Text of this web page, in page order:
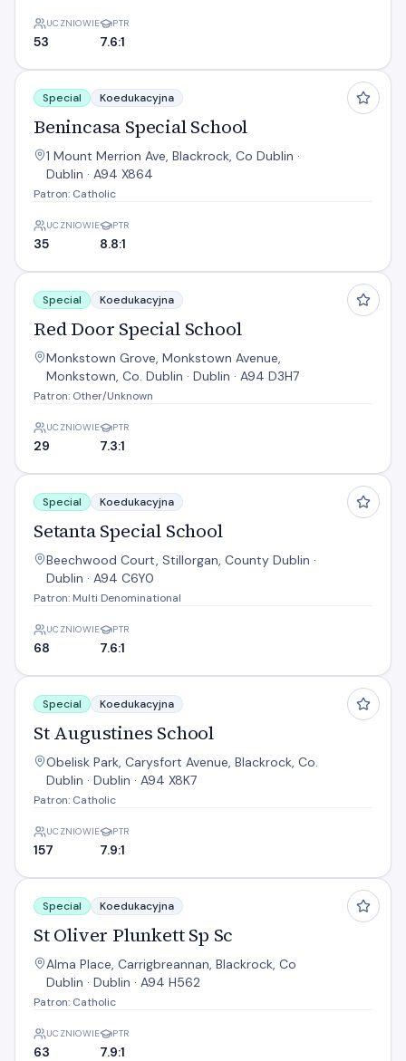
UCZNIOWIE
53
PTR
7.6:1
Benincasa Special School
Special Koedukacyjna
Benincasa Special School
1 Mount Merrion Ave, Blackrock, Co Dublin ·
Dublin · A94 X864
Patron: Catholic
UCZNIOWIE
35
PTR
8.8:1
Red Door Special School
Special Koedukacyjna
Red Door Special School
Monkstown Grove, Monkstown Avenue,
Monkstown, Co. Dublin · Dublin · A94 D3H7
Patron: Other/Unknown
UCZNIOWIE
29
PTR
7.3:1
Setanta Special School
Special Koedukacyjna
Setanta Special School
Beechwood Court, Stillorgan, County Dublin ·
Dublin · A94 C6Y0
Patron: Multi Denominational
UCZNIOWIE
68
PTR
7.6:1
St Augustines School
Special Koedukacyjna
St Augustines School
Obelisk Park, Carysfort Avenue, Blackrock, Co.
Dublin · Dublin · A94 X8K7
Patron: Catholic
UCZNIOWIE
157
PTR
7.9:1
St Oliver Plunkett Sp Sc
Special Koedukacyjna
St Oliver Plunkett Sp Sc
Alma Place, Carrigbreannan, Blackrock, Co
Dublin · Dublin · A94 H562
Patron: Catholic
UCZNIOWIE
63
PTR
7.9:1